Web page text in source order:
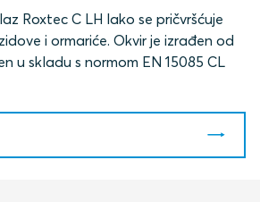
Roxtec C LH lako se pričvršćuje
i ormariće. Okvir je izrađen od
u skladu s normom EN 15085 CL